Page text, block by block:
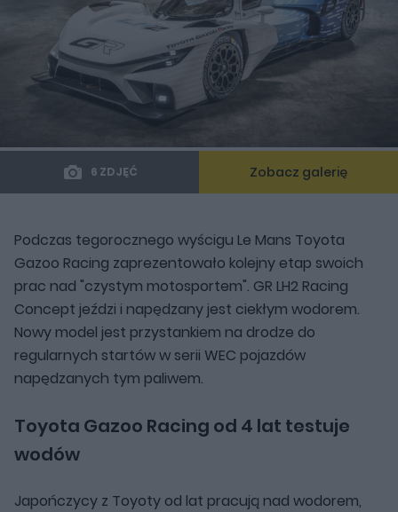
6 ZDJĘĆ Zobacz galerię
Podczas tegorocznego wyścigu Le Mans Toyota
Gazoo Racing zaprezentowało kolejny etap swoich
prac nad "czystym motosportem". GR LH2 Racing
Concept jeździ i napędzany jest ciekłym wodorem.
Nowy model jest przystankiem na drodze do
regularnych startów w serii WEC pojazdów
napędzanych tym paliwem.
Toyota Gazoo Racing od 4 lat testuje
wodów
Japończycy z Toyoty od lat pracują nad wodorem,